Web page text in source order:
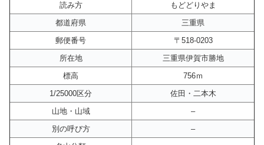
読み方
もどどりやま
都道府県
三重県
郵便番号
〒518-0203
所在地
三重県伊賀市勝地
標高
756ｍ
1/25000区分
佐田・二本木
山地・山域
–
別の呼び方
–